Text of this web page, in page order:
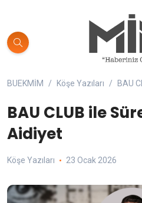
BUEKMİM Köşe Yazıları BAU
BAU CLUB ile
Aidiyet
Köşe Yazıları 23 Ocak 2026